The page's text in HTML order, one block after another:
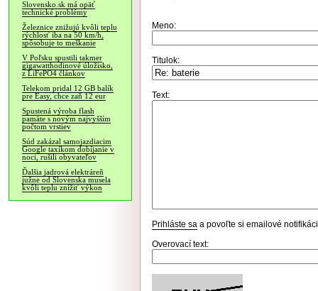
Slovensko.sk má opäť
technické problémy
Železnice znižujú kvôli teplu
rýchlosť iba na 50 km/h,
spôsobuje to meškanie
V Poľsku spustili takmer
gigawatthodinové úložisko,
z LiFePO4 článkov
Telekom pridal 12 GB balík
pre Easy, chce zaň 12 eur
Spustená výroba flash
pamäte s novým najvyšším
počtom vrstiev
Súd zakázal samojazdiacim
Google taxíkom dobíjanie v
noci, rušili obyvateľov
Ďalšia jadrová elektráreň
južne od Slovenska musela
kvôli teplu znížiť výkon
Meno:
Titulok:
Text:
Prihláste sa a povoľte si emailové
Overovací text: